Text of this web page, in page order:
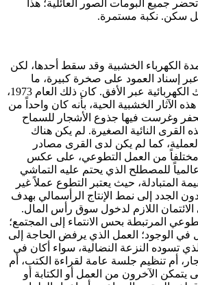
جميع ألبومات الصور العائلية؛ هذا
سكن. نكبة مستمرة.
الكهرباء الخشبية وقد سقط أحدها، لكن
إسناد العمود على صخرة كبيرة، ما
تسبب في تقاطع الأسلاك الكهربائية عبر الأفق. كان ذلك العام 1973،
الآثار الخشبية الحية، بأنه كان واحداً من
وغرست فيها جذوع الأشجار للسماح
القرى النائية الصغيرة. لم يكن هناك
كما لم يكن لدى القرى مصادر
مختلفاً من العمل التطوعي، على عكس
عالمياً للمصطلح الذي يحتم عليه التماشي
المتبادلة، حيث يعتبر التطوع عملاً غير
الجدد إلى نمط الإنتاج الرأسمالي بهدف
اللازم لدخول سوق رأس المال.
المرتبطة بحس الانتماء إلى المجتمع؛
في الوجود؛ العمل الذي يرفض الحاجة إلى
تسوده النزعة النضالية، سواء أكان في
أم تنظيم جلسة عامة لقراءة الكتب، أم
يتمكن الآخرون من العمل أو الكتابة أو